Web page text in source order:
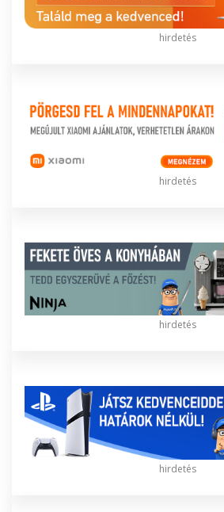
hirdetés
hirdetés
hirdetés
hirdetés